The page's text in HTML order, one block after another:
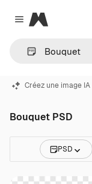
Close menu
Magnific
Créez une image IA
Bouquet PSD
PSD